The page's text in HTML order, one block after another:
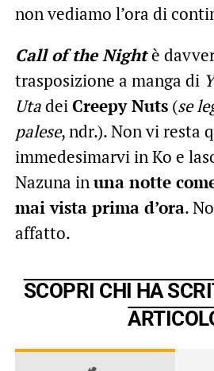
non vediamo l’ora di
Call of the Night è
trasposizione a manga di
UtadeiCreepy Nuts(se
palese, ndr.). Non vi resta
immedesimarvi in Ko e
Nazuna inuna notte
mai vista prima d’ora.
affatto.
SCOPRI CHI HA